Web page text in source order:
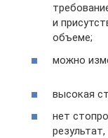
и
объеме;
можно
высокая
нет